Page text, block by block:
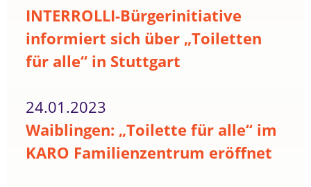
INTERROLLI-Bürgerinitiative
informiert sich über „Toiletten
für alle“ in Stuttgart
24.01.2023
Waiblingen: „Toilette für alle“ im
KARO Familienzentrum eröffnet